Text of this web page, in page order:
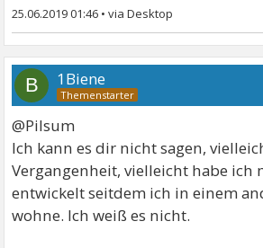
25.06.2019 01:46 •
B 1Biene
@Pilsum
Ich kann es dir nicht sagen,
Vergangenheit, vielleicht habe ich
entwickelt seitdem ich in einem
wohne. Ich weiß es nicht.